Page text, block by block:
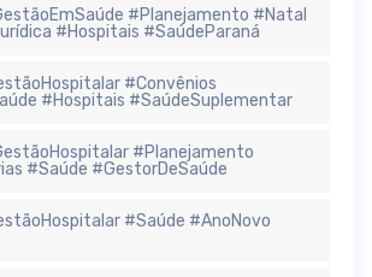
#Planejamento #Natal
#Hospitais #SaúdeParaná
#Convênios
#Hospitais #SaúdeSuplementar
#Planejamento
#Saúde #GestorDeSaúde
#Saúde #AnoNovo